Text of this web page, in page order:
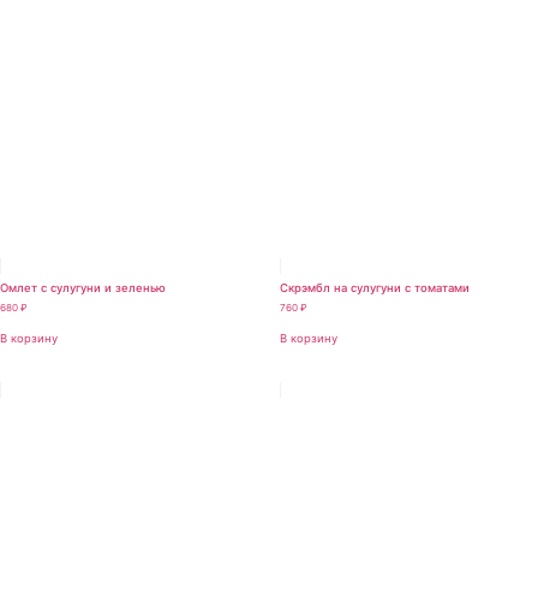
Омлет с сулугуни и зеленью
680 ₽
В корзину
Скрэмбл на сулугуни с томатами
760 ₽
В корзину